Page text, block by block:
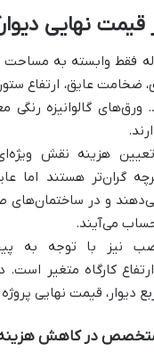
قیمت نهایی
فقط وابسته به مساحت
ضخامت عایق، ارتفاع
گالوانیزه رنگی
هزینه نقش
گران‌تر هستند اما
و در ساختمان‌های
می‌آیند.
نیز با توجه به
کارگاه متغیر
دیوار، قیمت نهایی
در کاهش